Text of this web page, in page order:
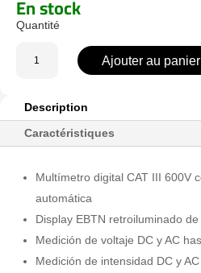
En stock
Ajouter au panier
Description
Caractéristiques
Multímetro digital CAT III 600V
automática
Display EBTN retroiluminado
Medición de voltaje DC y AC
Medición de intensidad DC y